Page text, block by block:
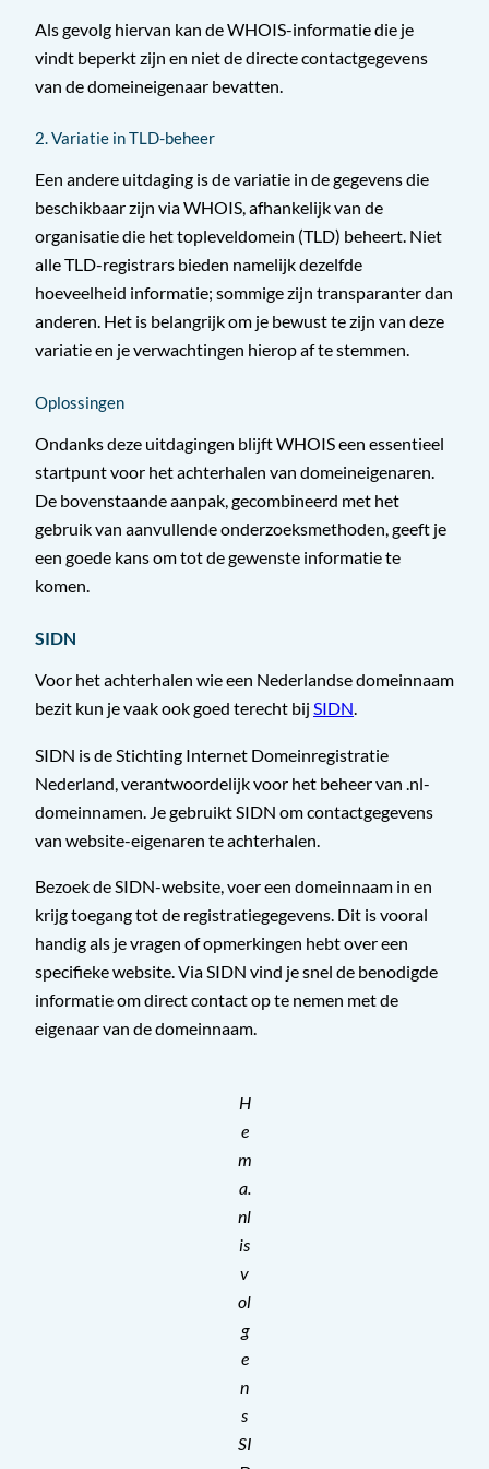
Als gevolg hiervan kan de WHOIS-informatie die je
vindt beperkt zijn en niet de directe contactgegevens
van de domeineigenaar bevatten.
2. Variatie in TLD-beheer
Een andere uitdaging is de variatie in de gegevens die
beschikbaar zijn via WHOIS, afhankelijk van de
organisatie die het topleveldomein (TLD) beheert. Niet
alle TLD-registrars bieden namelijk dezelfde
hoeveelheid informatie; sommige zijn transparanter dan
anderen. Het is belangrijk om je bewust te zijn van deze
variatie en je verwachtingen hierop af te stemmen.
Oplossingen
Ondanks deze uitdagingen blijft WHOIS een essentieel
startpunt voor het achterhalen van domeineigenaren.
De bovenstaande aanpak, gecombineerd met het
gebruik van aanvullende onderzoeksmethoden, geeft je
een goede kans om tot de gewenste informatie te
komen.
SIDN
Voor het achterhalen wie een Nederlandse domeinnaam
bezit kun je vaak ook goed terecht bij SIDN.
SIDN is de Stichting Internet Domeinregistratie
Nederland, verantwoordelijk voor het beheer van .nl-
domeinnamen. Je gebruikt SIDN om contactgegevens
van website-eigenaren te achterhalen.
Bezoek de SIDN-website, voer een domeinnaam in en
krijg toegang tot de registratiegegevens. Dit is vooral
handig als je vragen of opmerkingen hebt over een
specifieke website. Via SIDN vind je snel de benodigde
informatie om direct contact op te nemen met de
eigenaar van de domeinnaam.
H
e
m
a.
nl
is
v
ol
g
e
n
s
SI